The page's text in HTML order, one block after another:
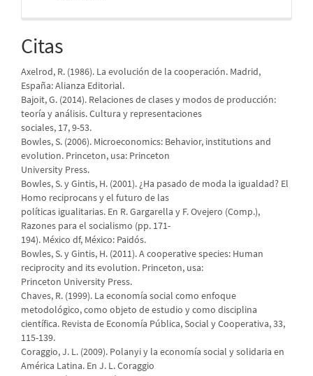
Citas
Axelrod, R. (1986). La evolución de la cooperación. Madrid,
España: Alianza Editorial.
Bajoit, G. (2014). Relaciones de clases y modos de producción:
teoría y análisis. Cultura y representaciones
sociales, 17, 9-53.
Bowles, S. (2006). Microeconomics: Behavior, institutions and
evolution. Princeton, usa: Princeton
University Press.
Bowles, S. y Gintis, H. (2001). ¿Ha pasado de moda la igualdad? El
Homo reciprocans y el futuro de las
políticas igualitarias. En R. Gargarella y F. Ovejero (Comp.),
Razones para el socialismo (pp. 171-
194). México df, México: Paidós.
Bowles, S. y Gintis, H. (2011). A cooperative species: Human
reciprocity and its evolution. Princeton, usa:
Princeton University Press.
Chaves, R. (1999). La economía social como enfoque
metodológico, como objeto de estudio y como disciplina
científica. Revista de Economía Pública, Social y Cooperativa, 33,
115-139.
Coraggio, J. L. (2009). Polanyi y la economía social y solidaria en
América Latina. En J. L. Coraggio